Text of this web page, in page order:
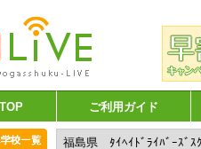
TOP ご利用ガイド